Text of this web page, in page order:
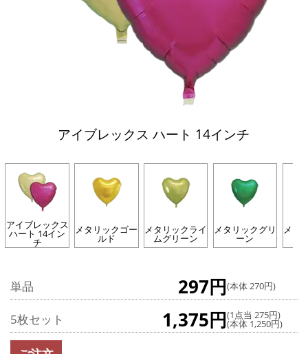
アイブレックス ハート 14インチ
アイブレックス
ハート 14イン
チ
メタリックゴー
ルド
メタリックライ
ムグリーン
メタリックグリ
ーン
メタ
単品 297円(本体 270円)
5枚セット 1,375円(1点当 275円)
(本体 1,250円)